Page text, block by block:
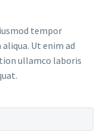
tempor
Ut enim ad
ullamco laboris